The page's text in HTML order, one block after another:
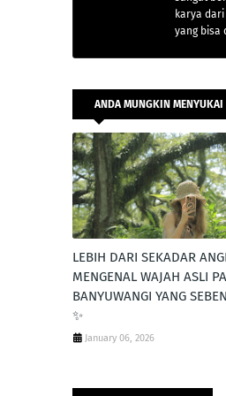
karya dari
yang bisa
ANDA MUNGKIN
LEBIH DARI SEKADAR
MENGENAL WAJAH ASLI
BANYUWANGI YANG
✨
January 06, 2026